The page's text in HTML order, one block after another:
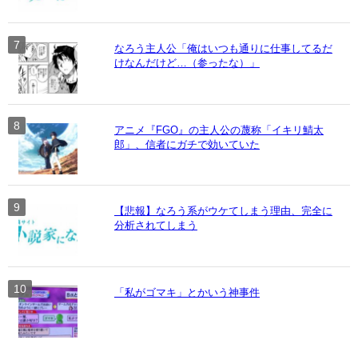
なろう主人公「俺はいつも通りに仕事してるだ
けなんだけど…（参ったな）」
アニメ『FGO』の主人公の蔑称「イキリ鯖太
郎」、信者にガチで効いていた
【悲報】なろう系がウケてしまう理由、完全に
分析されてしまう
「私がゴマキ」とかいう神事件